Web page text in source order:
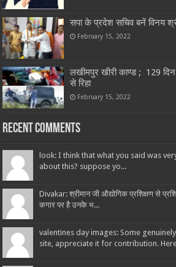
सपा के प्रदेश सचिव बनें विनय
February 15, 2022
लखीमपुर खीरी काण्ड ; 129
से रिहा
February 15, 2022
Recent Comments
look: I think that what you said was
about this? suppose yo...
Divakar: श्रीमान जी औद्योगिक प्रशिक्षण से
कगार पर है उनके भ...
valentines day images: Some
site, appreciate it for contribution.